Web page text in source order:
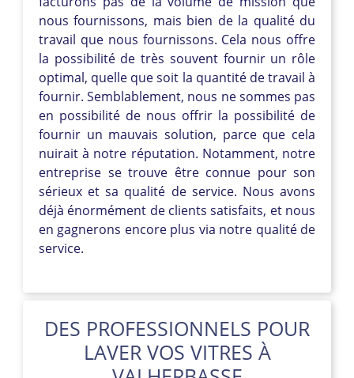
nous fournissons, mais bien de la qualité du
travail que nous fournissons. Cela nous offre
la possibilité de très souvent fournir un rôle
optimal, quelle que soit la quantité de travail à
fournir. Semblablement, nous ne sommes pas
en possibilité de nous offrir la possibilité de
fournir un mauvais solution, parce que cela
nuirait à notre réputation. Notamment, notre
entreprise se trouve être connue pour son
sérieux et sa qualité de service. Nous avons
déjà énormément de clients satisfaits, et nous
en gagnerons encore plus via notre qualité de
service.
DES PROFESSIONNELS POUR
LAVER VOS VITRES À